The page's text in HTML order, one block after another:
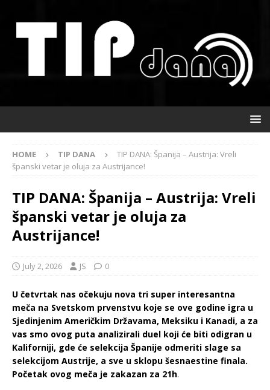
HOME TIP DANA
TIP DANA: Španija – Austrija: Vreli
španski vetar je oluja za Austrijance!
TIP DANA: Španija – Austrija: Vreli
španski vetar je oluja za
Austrijance!
July 2, 2026 JS 0
U četvrtak nas očekuju nova tri super interesantna
meča na Svetskom prvenstvu koje se ove godine igra u
Sjedinjenim Američkim Državama, Meksiku i Kanadi, a za
vas smo ovog puta analizirali duel koji će biti odigran u
Kaliforniji, gde će selekcija Španije odmeriti slage sa
selekcijom Austrije, a sve u sklopu šesnaestine finala.
Početak ovog meča je zakazan za 21h.